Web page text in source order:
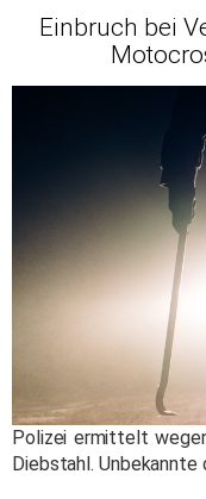
Einbruch bei
Polizei ermittelt
Diebstahl. Unbekannte